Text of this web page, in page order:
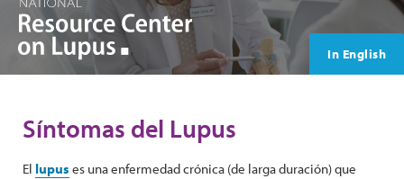
In English
Síntomas del Lupus
El lupus es una enfermedad crónica (de larga duración) que